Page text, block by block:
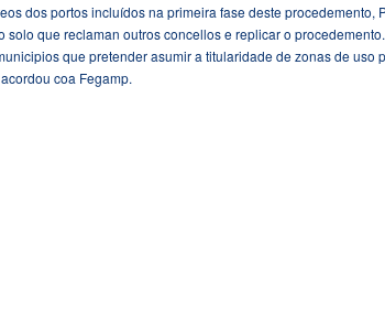
dos portos incluídos na primeira fase deste procedemento,
que reclaman outros concellos e replicar o
que pretender asumir a titularidade de zonas de uso
coa Fegamp.